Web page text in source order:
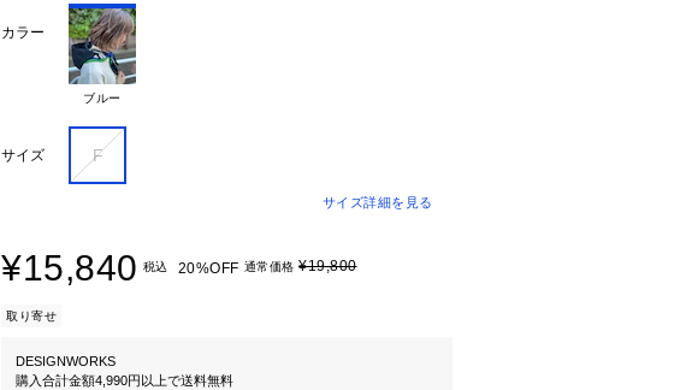
カラー
ブルー
サイズ F
サイズ詳細を見る
¥15,840 税込 20%OFF 通常価格 ¥19,800
取り寄せ
DESIGNWORKS
購入合計金額4,990円以上で送料無料